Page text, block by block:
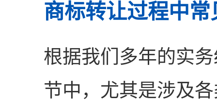
商标转让过程中
根据我们多年的实
节中，尤其是涉及